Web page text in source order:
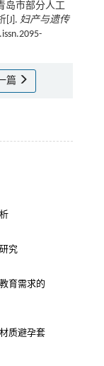
岛市部分人工
[J]. 妇产与遗传
篇